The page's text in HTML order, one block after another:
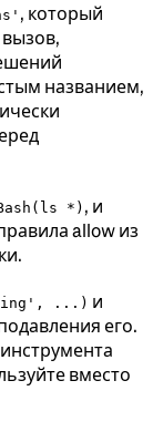
, который
названием,
*) , и
allow из
...) и
его.
вместо